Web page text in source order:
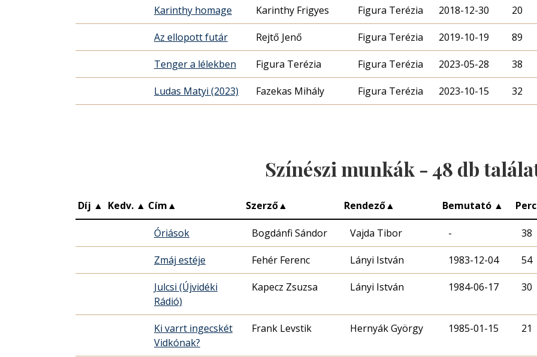
Karinthy homage Karinthy Frigyes Figura Terézia 2018-12-30 20
Az ellopott futár Rejtő Jenő Figura Terézia 2019-10-19 89
Tenger a lélekben Figura Terézia Figura Terézia 2023-05-28 38
Ludas Matyi (2023) Fazekas Mihály Figura Terézia 2023-10-15 32
Színészi munkák -48 db
Díj ▲ Kedv. ▲ Cím▲ Szerző▲ Rendező▲ Bemutató ▲ Perc
Óriások Bogdánfi Sándor Vajda Tibor - 38
Zmáj estéje Fehér Ferenc Lányi István 1983-12-04 54
Julcsi (Újvidéki
Rádió)
Kapecz Zsuzsa Lányi István 1984-06-17 30
Ki varrt ingecskét
Vidkónak?
Frank Levstik Hernyák György 1985-01-15 21